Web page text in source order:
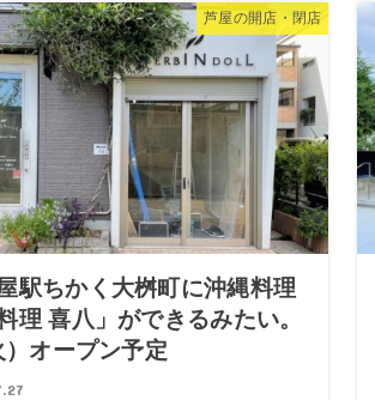
芦屋の開店・閉店
駅ちかく大桝町に沖縄料理
理 喜八」ができるみたい。
オープン予定